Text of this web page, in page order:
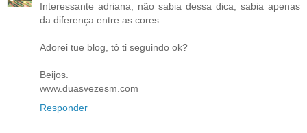
Interessante adriana, não sabia dessa dica, sabia apenas
da diferença entre as cores.
Adorei tue blog, tô ti seguindo ok?
Beijos.
www.duasvezesm.com
Responder